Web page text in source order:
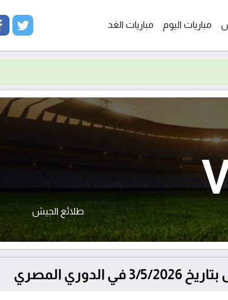
مباريات اليوم مباريات الغد twitter
طلائع الجيش
المصري